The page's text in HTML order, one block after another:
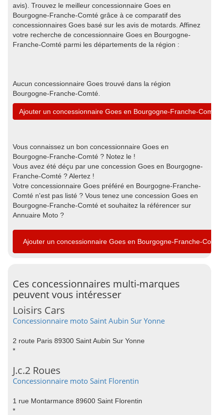
avis). Trouvez le meilleur concessionnaire Goes en
Bourgogne-Franche-Comté grâce à ce comparatif des
concessionnaires Goes basé sur les avis de motards. Affinez
votre recherche de concessionnaire Goes en Bourgogne-
Franche-Comté parmi les départements de la région :
Aucun concessionnaire Goes trouvé dans la région
Bourgogne-Franche-Comté.
Ajouter un concessionnaire Goes en Bourgogne-Franche-Comté
Vous connaissez un bon concessionnaire Goes en
Bourgogne-Franche-Comté ? Notez le !
Vous avez été déçu par une concession Goes en Bourgogne-
Franche-Comté ? Alertez !
Votre concessionnaire Goes préféré en Bourgogne-Franche-
Comté n'est pas listé ? Vous tenez une concession Goes en
Bourgogne-Franche-Comté et souhaitez la référencer sur
Annuaire Moto ?
Ajouter un concessionnaire Goes en Bourgogne-Franche-
Ces concessionnaires multi-marques
peuvent vous intéresser
Loisirs Cars
Concessionnaire moto Saint Aubin Sur Yonne
2 route Paris 89300 Saint Aubin Sur Yonne
*
J.c.2 Roues
Concessionnaire moto Saint Florentin
1 rue Montarmance 89600 Saint Florentin
*